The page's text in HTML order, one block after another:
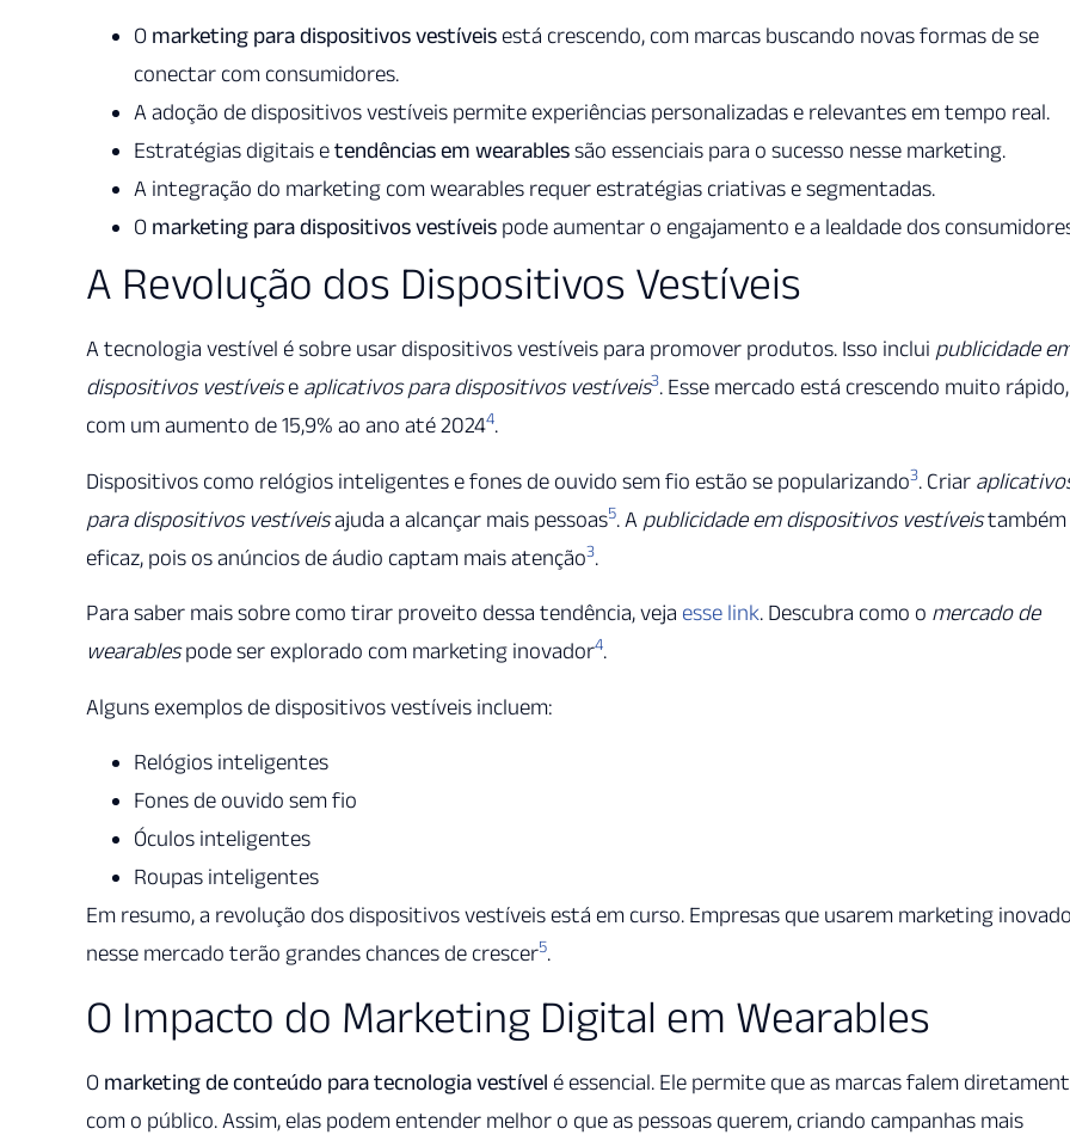
O marketing para dispositivos vestíveis está crescendo, com marcas buscando novas formas de se
conectar com consumidores.
A adoção de dispositivos vestíveis permite experiências personalizadas e relevantes em tempo real.
Estratégias digitais etendências em wearablessão essenciais para o sucesso nesse marketing.
A integração do marketing com wearables requer estratégias criativas e segmentadas.
O marketing para dispositivos vestíveis pode aumentar o engajamento e a lealdade dos
A Revolução dos Dispositivos Vestíveis
A tecnologia vestível é sobre usar dispositivos vestíveis para promover produtos. Isso inclui publicidade
dispositivos vestíveise aplicativos para dispositivos vestíveis3. Esse mercado está crescendo muito rápido,
com um aumento de 15,9% ao ano até 20244.
Dispositivos como relógios inteligentes e fones de ouvido sem fio estão se popularizando3. Criar
para dispositivos vestíveisajuda a alcançar mais pessoas5. A publicidade em dispositivos vestíveistambém
eficaz, pois os anúncios de áudio captam mais atenção3.
Para saber mais sobre como tirar proveito dessa tendência, veja esse link. Descubra como o mercado de
wearablespode ser explorado com marketing inovador4.
Alguns exemplos de dispositivos vestíveis incluem:
Relógios inteligentes
Fones de ouvido sem fio
Óculos inteligentes
Roupas inteligentes
Em resumo, a revolução dos dispositivos vestíveis está em curso. Empresas que usarem marketing
nesse mercado terão grandes chances de crescer5.
O Impacto do Marketing Digital em Wearables
O marketing de conteúdo para tecnologia vestível é essencial. Ele permite que as marcas falem
com o público. Assim, elas podem entender melhor o que as pessoas querem, criando campanhas mais